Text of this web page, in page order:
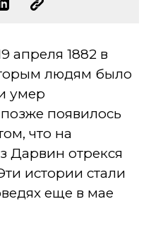
апреля 1882 в
людям было
умер
появилось
что на
Дарвин отрекся
истории стали
еще в мае